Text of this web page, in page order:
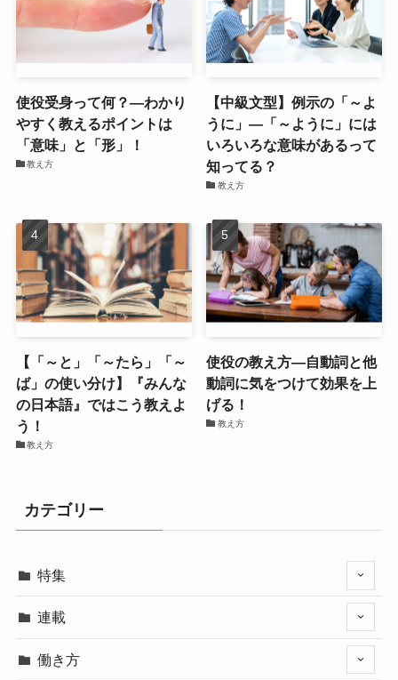
使役受身って何？―わかり
やすく教えるポイントは
「意味」と「形」！
教え方
【中級文型】例示の「～よ
うに」―「～ように」には
いろいろな意味があるって
知ってる？
教え方
【「～と」「～たら」「～
ば」の使い分け】『みんな
の日本語』ではこう教えよ
う！
教え方
使役の教え方―自動詞と他
動詞に気をつけて効果を上
げる！
教え方
カテゴリー
特集
連載
働き方